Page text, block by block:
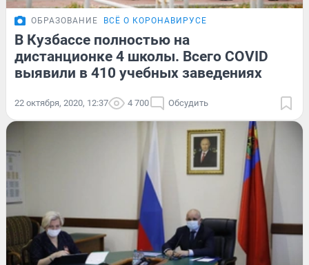
ОБРАЗОВАНИЕ ВСЁ О КОРОНАВИРУСЕ
В Кузбассе полностью на
дистанционке 4 школы. Всего COVID
выявили в 410 учебных заведениях
22 октября, 2020, 12:37 4 700 Обсудить